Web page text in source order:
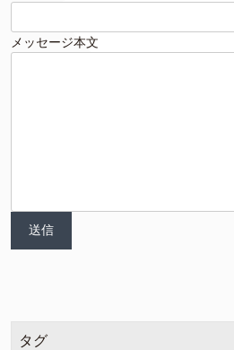
メッセージ本文
タグ